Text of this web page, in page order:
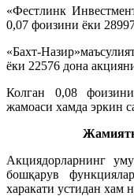
«Фестлинк
0,07 фоизини ёки
«Бахт-
ёки 22576 дона
Колган 0,08
жамоаси хамда эркин
Акциядорларнинг
бошқарув
харакати устидан хам